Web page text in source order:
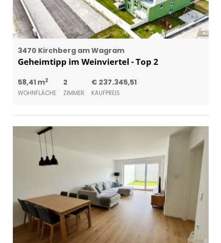
3470 Kirchberg am Wagram
Geheimtipp im Weinviertel - Top 2
58,41 m2
WOHNFLÄCHE
2
ZIMMER
€ 237.345,51
KAUFPREIS